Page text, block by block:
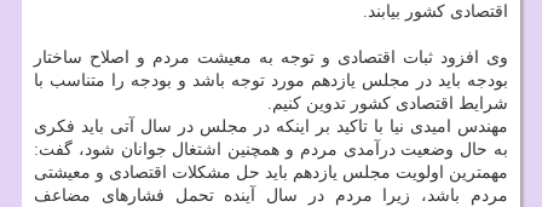
اقتصادی کشور بیابند.
وی افزود ثبات اقتصادی و توجه به معیشت مردم و اصلاح ساختار
بودجه باید در مجلس یازدهم مورد توجه باشد و بودجه را متناسب با
شرایط اقتصادی کشور تدوین کنیم.
مهندس امیدی نیا با تاکید بر اینکه در مجلس در سال آتی باید فکری
به حال وضعیت درآمدی مردم و همچنین اشتغال جوانان شود، گفت:
مهمترین اولویت مجلس یازدهم باید حل مشکلات اقتصادی و معیشتی
مردم باشد، زیرا مردم در سال آینده تحمل فشارهای مضاعف